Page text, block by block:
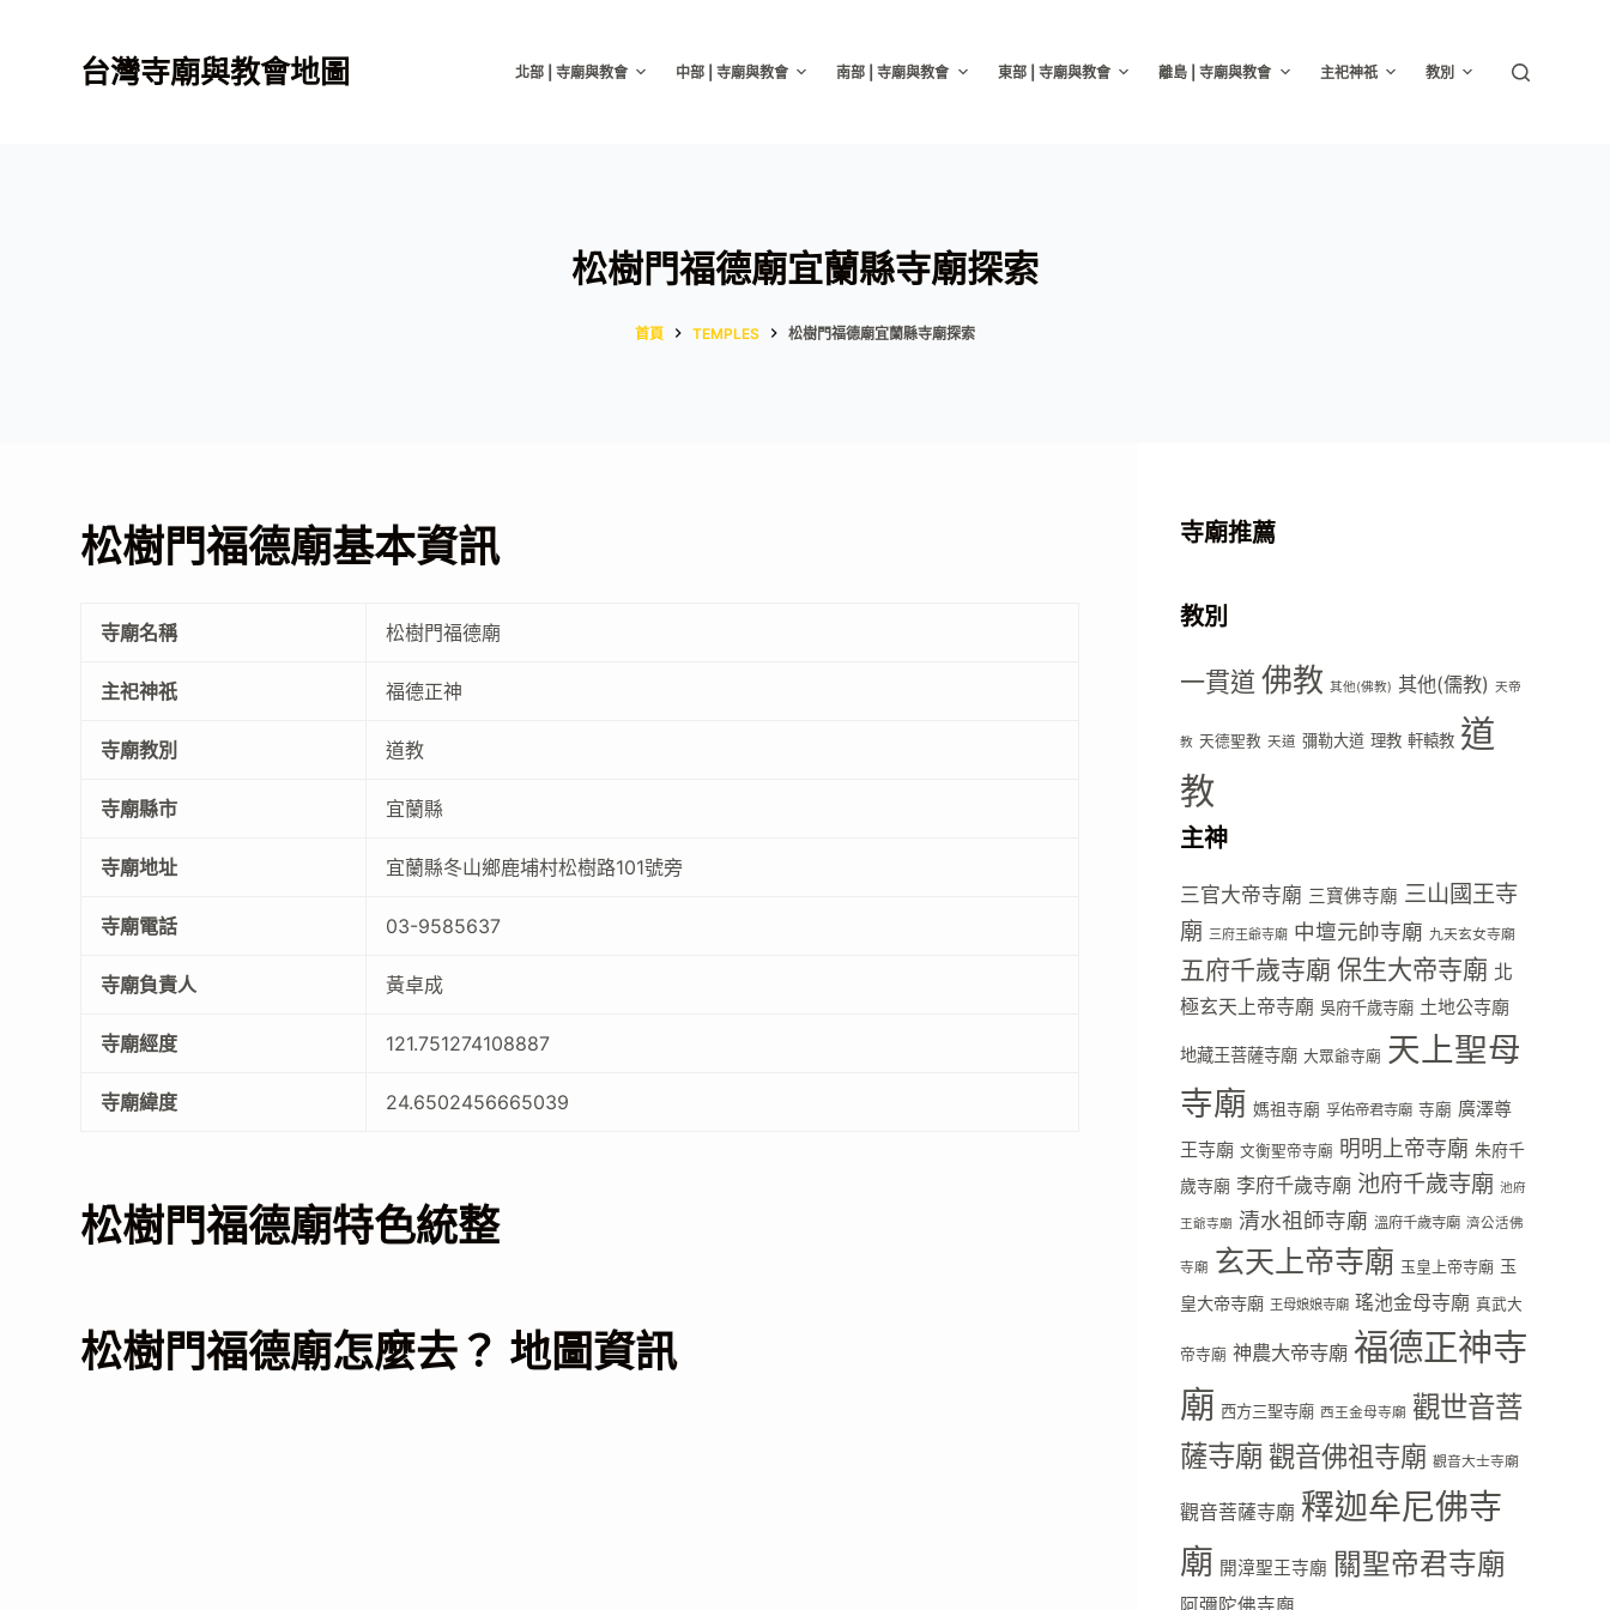
台灣寺廟與教會地圖 北部 | 寺廟與教會 中部 | 寺廟與教會 南部 | 寺廟與教會 東部 | 寺廟與教會 離島 | 寺廟與教會 主祀神祇 教別
松樹門福德廟宜蘭縣寺廟探索
首頁 TEMPLES 松樹門福德廟宜蘭縣寺廟探索
松樹門福德廟基本資訊
寺廟名稱 松樹門福德廟
主祀神祇 福德正神
寺廟教別 道教
寺廟縣市 宜蘭縣
寺廟地址 宜蘭縣冬山鄉鹿埔村松樹路101號旁
寺廟電話 03-9585637
寺廟負責人 黃卓成
寺廟經度 121.751274108887
寺廟緯度 24.6502456665039
松樹門福德廟特色統整
松樹門福德廟怎麼去？ 地圖資訊
寺廟推薦
教別
一貫道 佛教 其他(佛教) 其他(儒教) 天帝
教 天德聖教 天道 彌勒大道 理教 軒轅教 道
教
主神
三官大帝寺廟 三寶佛寺廟 三山國王寺
廟 三府王爺寺廟 中壇元帥寺廟 九天玄女寺廟
五府千歲寺廟 保生大帝寺廟 北
極玄天上帝寺廟 吳府千歲寺廟 土地公寺廟
地藏王菩薩寺廟 大眾爺寺廟 天上聖母
寺廟 媽祖寺廟 孚佑帝君寺廟 寺廟 廣澤尊
王寺廟 文衡聖帝寺廟 明明上帝寺廟 朱府千
歲寺廟 李府千歲寺廟 池府千歲寺廟 池府
王爺寺廟 清水祖師寺廟 溫府千歲寺廟 濟公活佛
寺廟 玄天上帝寺廟 玉皇上帝寺廟 玉
皇大帝寺廟 王母娘娘寺廟 瑤池金母寺廟 真武大
帝寺廟 神農大帝寺廟 福德正神寺
廟 西方三聖寺廟 西王金母寺廟 觀世音菩
薩寺廟觀音佛祖寺廟 觀音大士寺廟
觀音菩薩寺廟 釋迦牟尼佛寺
廟 開漳聖王寺廟 關聖帝君寺廟